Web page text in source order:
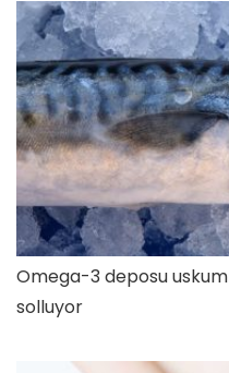
Omega-3 deposu
solluyor